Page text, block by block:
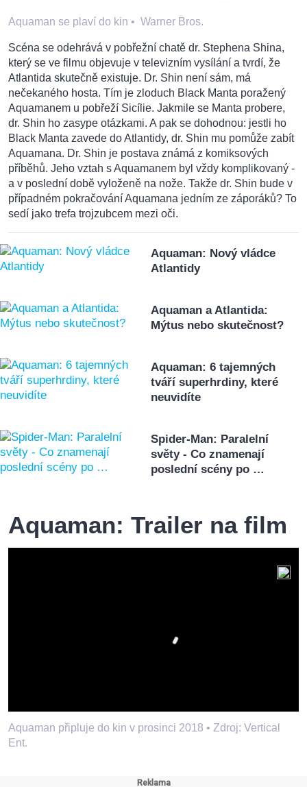
Aquaman se plaví do kin • Warner Bros.
Scéna se odehrává v pobřežní chatě dr. Stephena Shina,
který se ve filmu objevuje v televizním vysílání a tvrdí, že
Atlantida skutečně existuje. Dr. Shin není sám, má
nečekaného hosta. Tím je zloduch Black Manta poražený
Aquamanem u pobřeží Sicílie. Jakmile se Manta probere,
dr. Shin ho zasype otázkami. A pak se dohodnou: jestli ho
Black Manta zavede do Atlantidy, dr. Shin mu pomůže zabít
Aquamana. Dr. Shin je postava známá z komiksových
příběhů. Jeho vztah s Aquamanem byl vždy komplikovaný -
a v poslední době vyloženě na nože. Takže dr. Shin bude v
případném pokračování Aquamana jedním ze záporáků? To
sedí jako trefa trojzubcem mezi oči.
Aquaman: Nový vládce
Atlantidy
Aquaman a Atlantida:
Mýtus nebo skutečnost?
Aquaman: 6 tajemných
tváří superhrdiny, které
neuvidíte
Spider-Man: Paralelní
světy - Co znamenají
poslední scény po …
Aquaman: Trailer na film
Aquaman připluje do kin v prosinci 2018 • Zdroj: Vertical
Ent.